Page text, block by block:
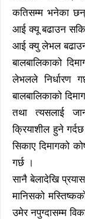
कतिसम्म भनेका छन्
आई क्यू बढाउन
आई क्यु लेभल
बालबालिकाको
लेभलले निर्धारण
बालबालिकाको
तथा त्यसलाई
क्रियाशील हुने
सिकाए दिमागको
गर्छ ।
सानै बेलादेखि प्रयास
मानिसको
उमेर नपुग्दासम्म